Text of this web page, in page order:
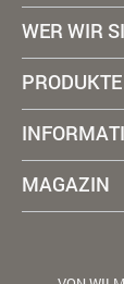
WER WIR
PRODUKTE
MAGAZIN